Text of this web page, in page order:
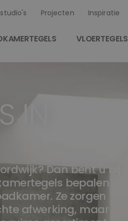
Projecten Inspiratie
VLOERTEGELS
Dan bent u bij
bepalen
Ze zorgen
afwerking, maar